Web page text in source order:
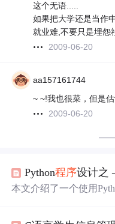
这个无语.....
如果把大学还是当作
就业难,不要只是埋怨
2009-06-20
aa157161744
~ ~!我也很菜，但是
2009-06-20
Python程序设计之
本文介绍了一个使用